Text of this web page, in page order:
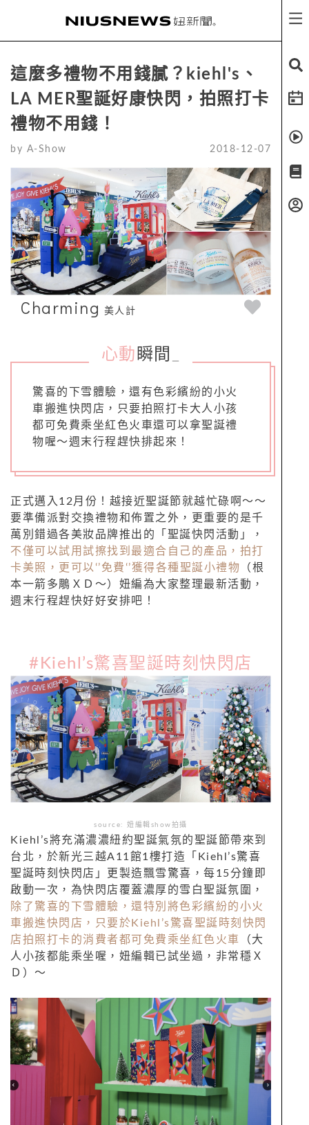
這麼多禮物不用錢膩？kiehl's、
LA MER聖誕好康快閃，拍照打卡
禮物不用錢！
by A-Show 2018-12-07
Charming 美人計
心動 瞬間
驚喜的下雪體驗，還有色彩繽紛的小火
車搬進快閃店，只要拍照打卡大人小孩
都可免費乘坐紅色火車還可以拿聖誕禮
物喔～週末行程趕快排起來！
正式邁入12月份！越接近聖誕節就越忙碌啊～～
要準備派對交換禮物和佈置之外，更重要的是千
萬別錯過各美妝品牌推出的「聖誕快閃活動」，
不僅可以試用試擦找到最適合自己的產品，拍打
卡美照，更可以‘’免費‘’獲得各種聖誕小禮物 （根
本一箭多鵰ＸＤ～）妞編為大家整理最新活動，
週末行程趕快好好安排吧！
#Kiehl’s驚喜聖誕時刻快閃店
source: 妞編輯show拍攝
Kiehl’s將充滿濃濃紐約聖誕氣氛的聖誕節帶來到
台北，於新光三越A11館1樓打造「Kiehl’s驚喜
聖誕時刻快閃店」更製造飄雪驚喜，每15分鐘即
啟動一次，為快閃店覆蓋濃厚的雪白聖誕氛圍，
除了驚喜的下雪體驗，還特別將色彩繽紛的小火
車搬進快閃店，只要於Kiehl’s驚喜聖誕時刻快閃
店拍照打卡的消費者都可免費乘坐紅色火車 （大
人小孩都能乘坐喔，妞編輯已試坐過，非常穩Ｘ
Ｄ）～